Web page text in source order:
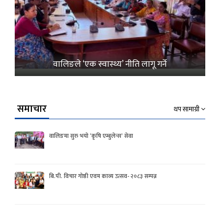
वालिङले ‘एक स्वास्थ्य’ नीति लागू गर्ने
समाचार थप सामाग्री
वालिङमा सुरु भयो ‘कृषि एम्बुलेन्स’ सेवा
बि.पी. विचार गोष्ठी एवम काव्य उत्सव- २०८३ सम्पन्न